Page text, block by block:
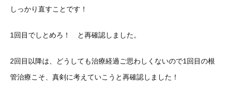
しっかり直すことです！
1回目でしとめろ！ と再確認しました。
2回目以降は、どうしても治療経過ご思わしくないので1回目の根
管治療こそ、真剣に考えていこうと再確認しました！